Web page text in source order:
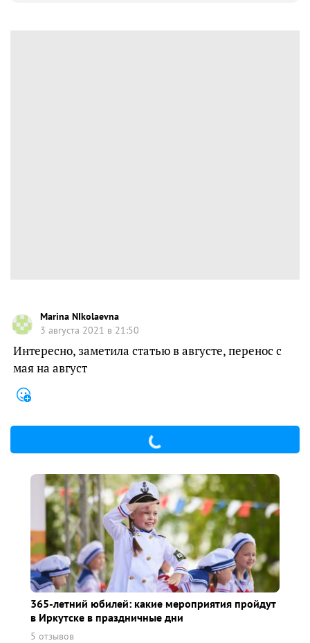
Marina NIkolaevna
3 августа 2021 в 21:50
Интересно, заметила статью в августе, перенос с
мая на август
365-летний юбилей: какие мероприятия пройдут
в Иркутске в праздничные дни
5 отзывов